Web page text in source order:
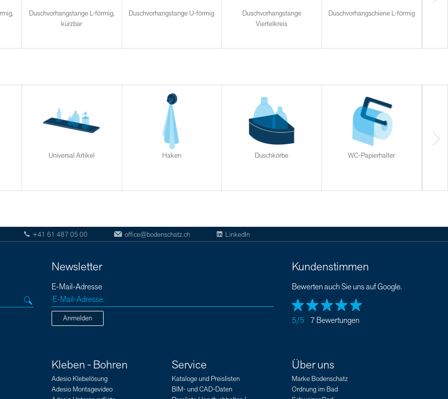
Duschvorhangstange L-förmig,
kürzbar
Duschvorhangstange U-förmig
Duschvorhangstange
Viertelkreis
Duschvorhangschiene L-förmig
Universal Artikel Haken Duschkörbe WC-Papierhalter
+41 61 487 05 00 office@bodenschatz.ch LinkedIn
Newsletter
E-Mail-Adresse
Anmelden
Kundenstimmen
Bewerten auch Sie uns auf Google.
5/5 7 Bewertungen
Kleben - Bohren
Adesio Klebelösung
Adesio Montagevideo
Service
Kataloge und Preislisten
BIM- und CAD-Daten
Über uns
Marke Bodenschatz
Ordnung im Bad